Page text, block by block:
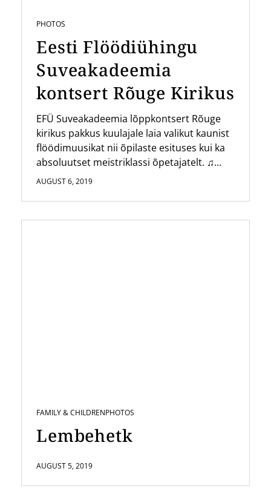
PHOTOS
Eesti Flöödiühingu
Suveakadeemia
kontsert Rõuge Kirikus
EFÜ Suveakadeemia lõppkontsert Rõuge
kirikus pakkus kuulajale laia valikut kaunist
flöödimuusikat nii õpilaste esituses kui ka
absoluutset meistriklassi õpetajatelt. ♫...
AUGUST 6, 2019
FAMILY & CHILDRENPHOTOS
Lembehetk
AUGUST 5, 2019